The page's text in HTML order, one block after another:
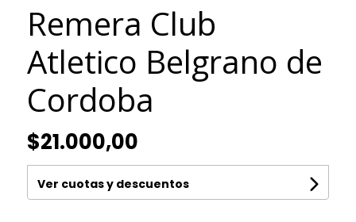
Remera Club
Atletico Belgrano de
Cordoba
$21.000,00
Ver cuotas y descuentos